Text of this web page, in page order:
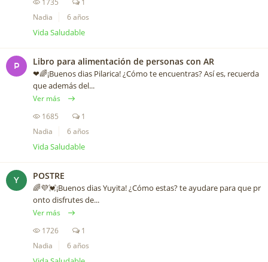
Nadia
6 años
Vida Saludable
P Libro para alimentación de personas con AR
❤🌈¡Buenos dias Pilarica! ¿Cómo te encuentras? Así es, recuerda
que además del...
Ver más
1685
1
Nadia
6 años
Vida Saludable
Y POSTRE
🌈💜💓¡Buenos dias Yuyita! ¿Cómo estas? te ayudare para que pr
onto disfrutes de...
Ver más
1726
1
Nadia
6 años